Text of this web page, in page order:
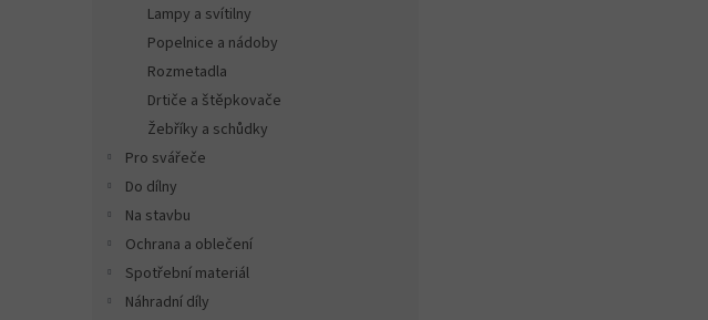
Lampy a svítilny
Popelnice a nádoby
Rozmetadla
Drtiče a štěpkovače
Žebříky a schůdky
Pro svářeče
Do dílny
Na stavbu
Ochrana a oblečení
Spotřební materiál
Náhradní díly